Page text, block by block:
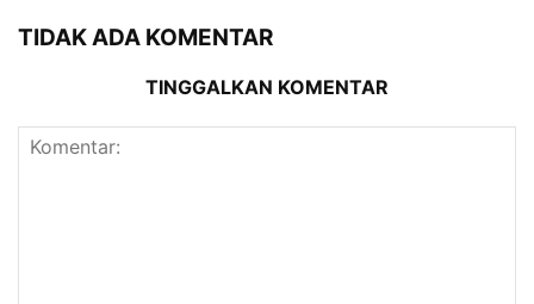
TIDAK ADA KOMENTAR
TINGGALKAN KOMENTAR